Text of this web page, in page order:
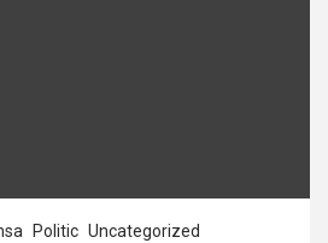
Politic Uncategorized